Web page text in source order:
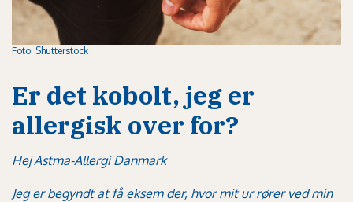
Foto: Shutterstock
Er det kobolt, jeg er
allergisk over for?
Hej Astma-Allergi Danmark
Jeg er begyndt at få eksem der, hvor mit ur rører ved min